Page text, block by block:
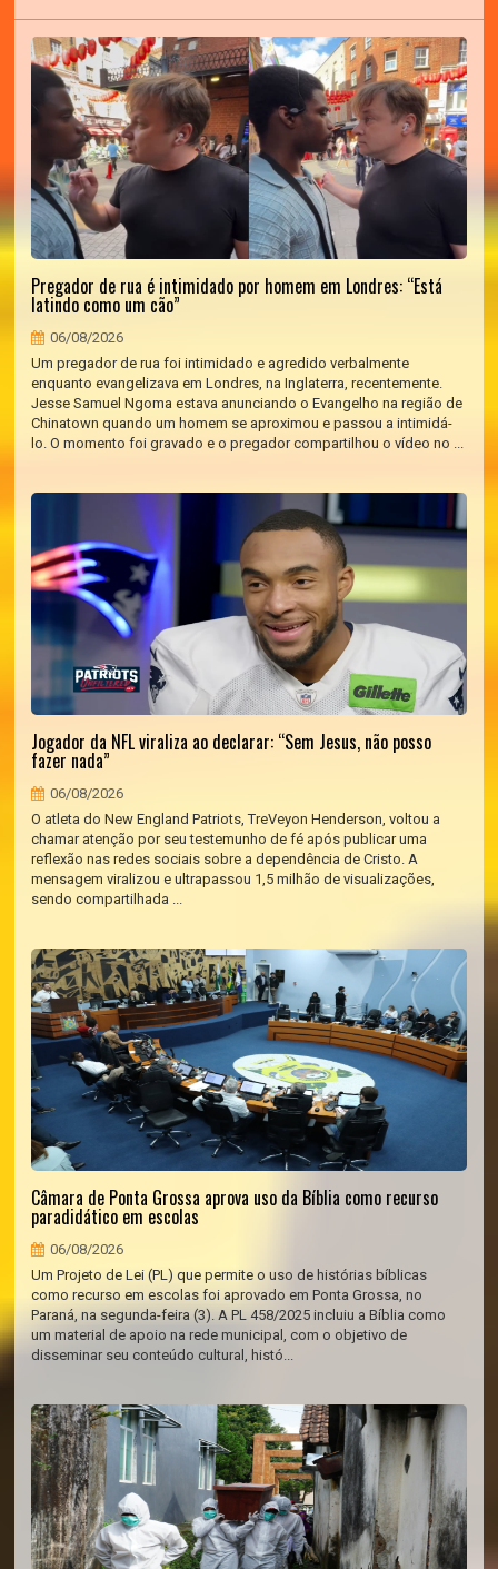
Pregador de rua é intimidado por homem em Londres: “Está
latindo como um cão”
06/08/2026
Um pregador de rua foi intimidado e agredido verbalmente
enquanto evangelizava em Londres, na Inglaterra, recentemente.
Jesse Samuel Ngoma estava anunciando o Evangelho na região de
Chinatown quando um homem se aproximou e passou a intimidá-
lo. O momento foi gravado e o pregador compartilhou o vídeo no ...
Jogador da NFL viraliza ao declarar: “Sem Jesus, não posso
fazer nada”
06/08/2026
O atleta do New England Patriots, TreVeyon Henderson, voltou a
chamar atenção por seu testemunho de fé após publicar uma
reflexão nas redes sociais sobre a dependência de Cristo. A
mensagem viralizou e ultrapassou 1,5 milhão de visualizações,
sendo compartilhada ...
Câmara de Ponta Grossa aprova uso da Bíblia como recurso
paradidático em escolas
06/08/2026
Um Projeto de Lei (PL) que permite o uso de histórias bíblicas
como recurso em escolas foi aprovado em Ponta Grossa, no
Paraná, na segunda-feira (3). A PL 458/2025 incluiu a Bíblia como
um material de apoio na rede municipal, com o objetivo de
disseminar seu conteúdo cultural, histó...